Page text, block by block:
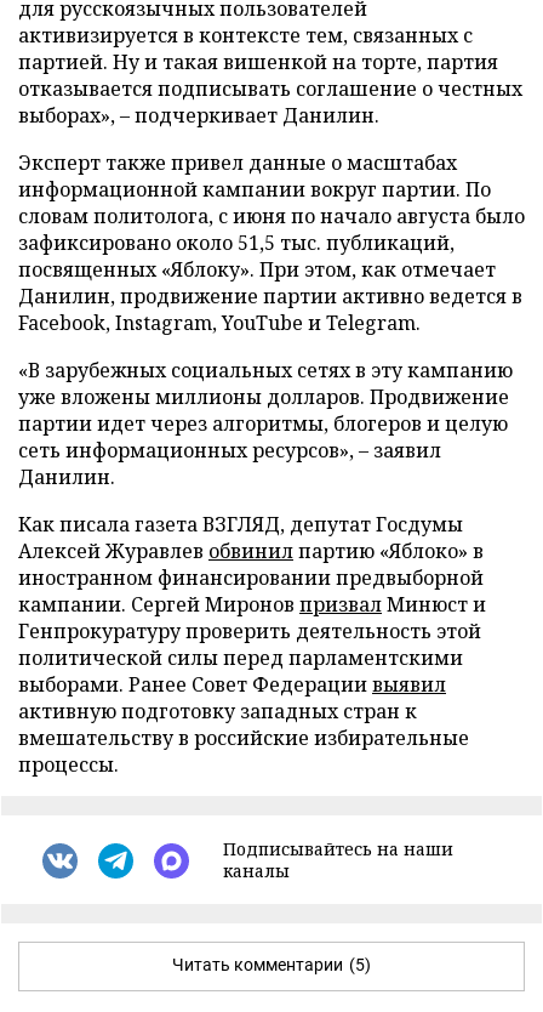
для русскоязычных пользователей
активизируется в контексте тем, связанных с
партией. Ну и такая вишенкой на торте, партия
отказывается подписывать соглашение о честных
выборах», – подчеркивает Данилин.
Эксперт также привел данные о масштабах
информационной кампании вокруг партии. По
словам политолога, с июня по начало августа было
зафиксировано около 51,5 тыс. публикаций,
посвященных «Яблоку». При этом, как отмечает
Данилин, продвижение партии активно ведется в
Facebook, Instagram, YouTube и Telegram.
«В зарубежных социальных сетях в эту кампанию
уже вложены миллионы долларов. Продвижение
партии идет через алгоритмы, блогеров и целую
сеть информационных ресурсов», – заявил
Данилин.
Как писала газета ВЗГЛЯД, депутат Госдумы
Алексей Журавлев обвинилпартию «Яблоко» в
иностранном финансировании предвыборной
кампании. Сергей Миронов призвалМинюст и
Генпрокуратуру проверить деятельность этой
политической силы перед парламентскими
выборами. Ранее Совет Федерациивыявил
активную подготовку западных стран к
вмешательству в российские избирательные
процессы.
Подписывайтесь на наши
каналы
Читать комментарии (5)